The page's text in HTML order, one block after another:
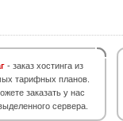
- заказ хостинга из
тарифных планов.
заказать у нас
сервера.